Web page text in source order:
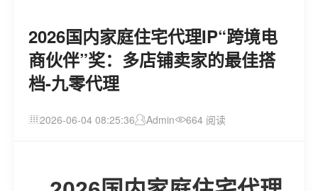
2026国内家庭住宅代理IP“跨境电
商伙伴”奖：多店铺卖家的最佳搭
档-九零代理
2026-06-04 08:25:36 Admin 664 阅读